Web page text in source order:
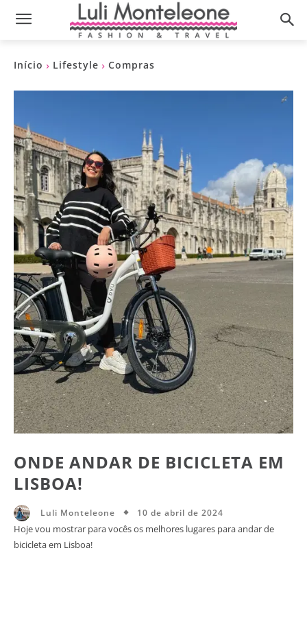
Início Lifestyle Compras
ONDE ANDAR DE BICICLETA EM
LISBOA!
Luli Monteleone 10 de abril de 2024
Hoje vou mostrar para vocês os melhores lugares para andar de
bicicleta em Lisboa!